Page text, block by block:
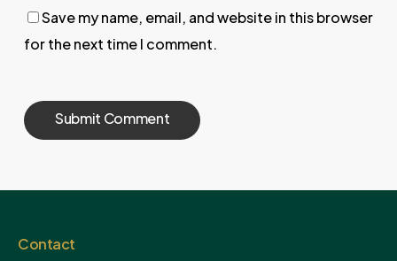
Save my name, email, and website in this browser
for the next time I comment.
Contact